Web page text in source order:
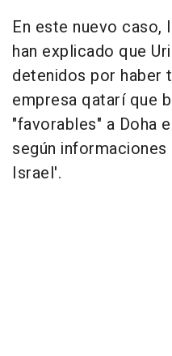
En este nuevo caso,
han explicado que
detenidos por haber
empresa qatarí que
"favorables" a Doha
según
Israel'.